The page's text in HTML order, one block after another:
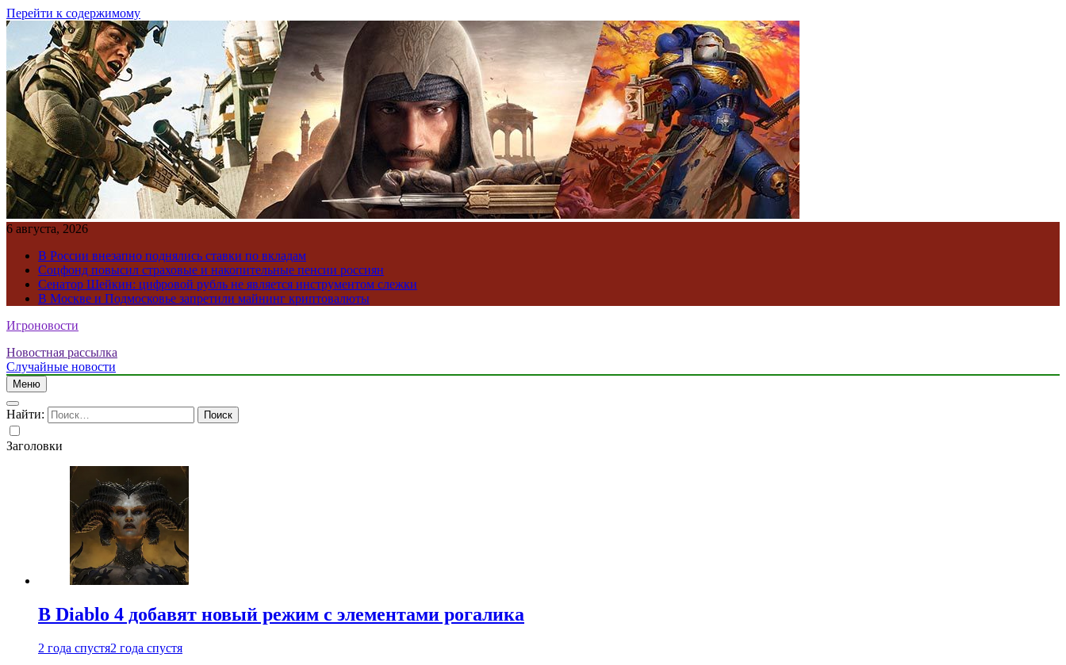
Перейти к содержимому
6 августа, 2026
В России внезапно поднялись ставки по вкладам
Соцфонд повысил страховые и накопительные пенсии россиян
Сенатор Шейкин: цифровой рубль не является инструментом слежки
В Москве и Подмосковье запретили майнинг криптовалюты
Игроновости
Новостная рассылка
Случайные новости
Меню
Найти:
Заголовки
В Diablo 4 добавят новый режим с элементами рогалика
2 года спустя2 года спустя